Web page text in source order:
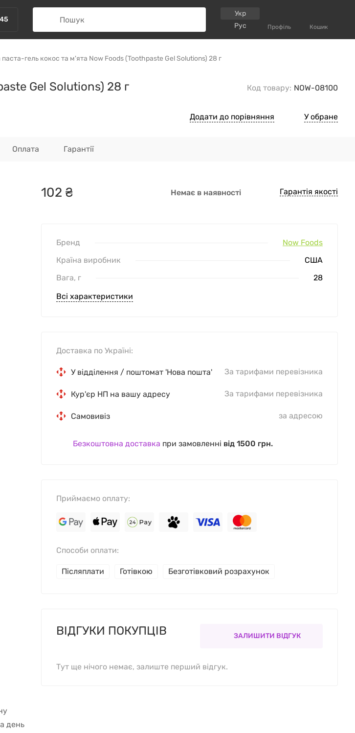
Укр
Рус
Профіль Кошик
гель кокос та м'ята Now Foods (Toothpaste Gel Solutions) 28 г
Gel Solutions) 28 г Код товару: NOW-08100
Додати до порівняння У обране
Оплата Гарантії
день
102 ₴ Немає в наявності Гарантія якості
Доставка по Україні:
У відділення / поштомат 'Нова пошта' За тарифами перевізника
Кур'єр НП на вашу адресу За тарифами перевізника
Самовивіз за адресою
Безкоштовна доставка при замовленні від 1500 грн.
Приймаємо оплату:
Способи оплати:
Післяплати Готівкою Безготівковий розрахунок
Бренд
Now Foods
Країна виробник
США
Вага, г
28
Всі характеристики
ВІДГУКИ ПОКУПЦІВ ЗАЛИШИТИ ВІДГУК
Тут ще нічого немає, залиште перший відгук.